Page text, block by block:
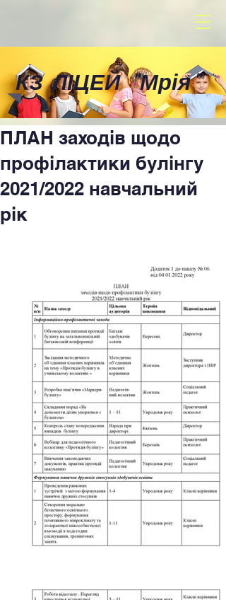
КЗ ЛІЦЕЙ"Мрія"
ПЛАН заходів щодо
профілактики булінгу
2021/2022 навчальний
рік